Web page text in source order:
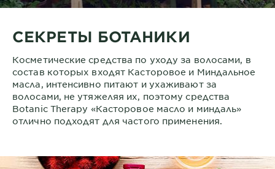
СЕКРЕТЫ БОТАНИКИ
Косметические средства по уходу за волосами, в
состав которых входят Касторовое и Миндальное
масла, интенсивно питают и ухаживают за
волосами, не утяжеляя их, поэтому средства
Botanic Therapy «Касторовое масло и миндаль»
отлично подходят для частого применения.